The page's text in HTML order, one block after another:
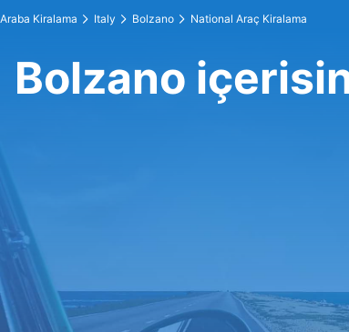
Araba Kiralama Italy Bolzano National Araç Kiralama
Bolzano